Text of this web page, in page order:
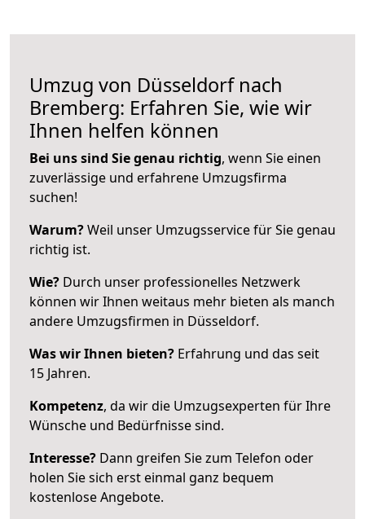
Umzug von Düsseldorf nach
Bremberg: Erfahren Sie, wie wir
Ihnen helfen können
Bei uns sind Sie genau richtig, wenn Sie einen
zuverlässige und erfahrene Umzugsfirma
suchen!
Warum?Weil unser Umzugsservice für Sie genau
richtig ist.
Wie? Durch unser professionelles Netzwerk
können wir Ihnen weitaus mehr bieten als manch
andere Umzugsfirmen in Düsseldorf.
Was wir Ihnen bieten? Erfahrung und das seit
15 Jahren.
Kompetenz, da wir die Umzugsexperten für Ihre
Wünsche und Bedürfnisse sind.
Interesse? Dann greifen Sie zum Telefon oder
holen Sie sich erst einmal ganz bequem
kostenlose Angebote.